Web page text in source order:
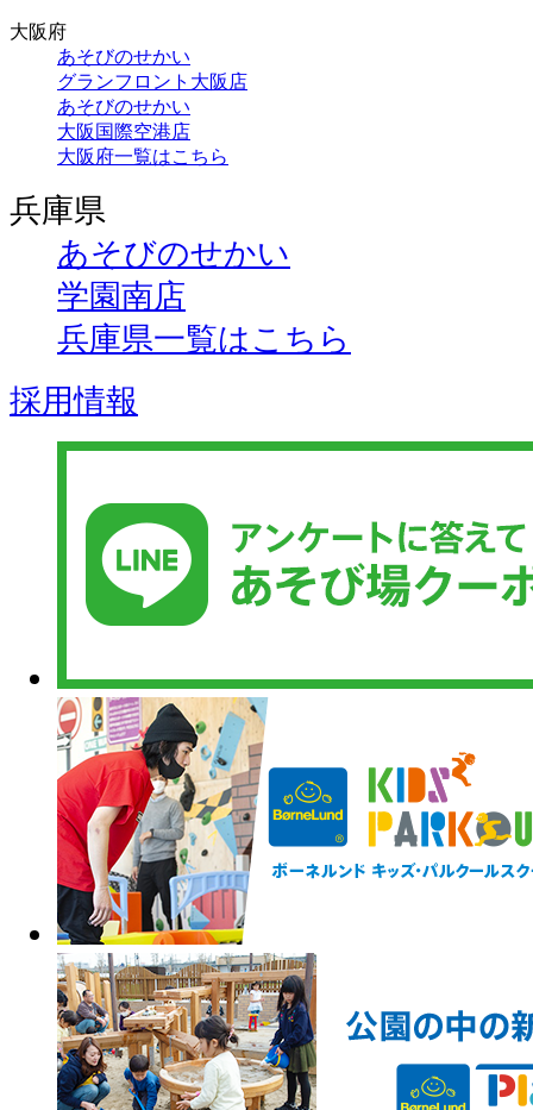
大阪府
あそびのせかい
グランフロント大阪店
あそびのせかい
大阪国際空港店
大阪府一覧はこちら
兵庫県
あそびのせかい
学園南店
兵庫県一覧はこちら
採用情報